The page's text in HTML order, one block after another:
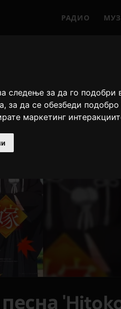
следење за да го
,за да се обезбеди
маркетинг
РАДИО